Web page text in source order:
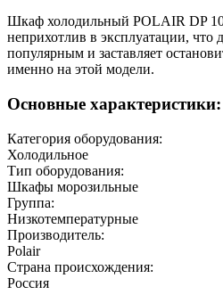
Шкаф холодильный POLAIR DP
неприхотлив в эксплуатации, что
популярным и заставляет
именно на этой модели.
Основные характеристики:
Категория оборудования:
Холодильное
Тип оборудования:
Шкафы морозильные
Группа:
Низкотемпературные
Производитель:
Polair
Страна происхождения:
Россия